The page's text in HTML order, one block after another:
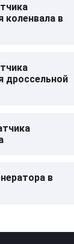
коленвала в
дроссельной
в